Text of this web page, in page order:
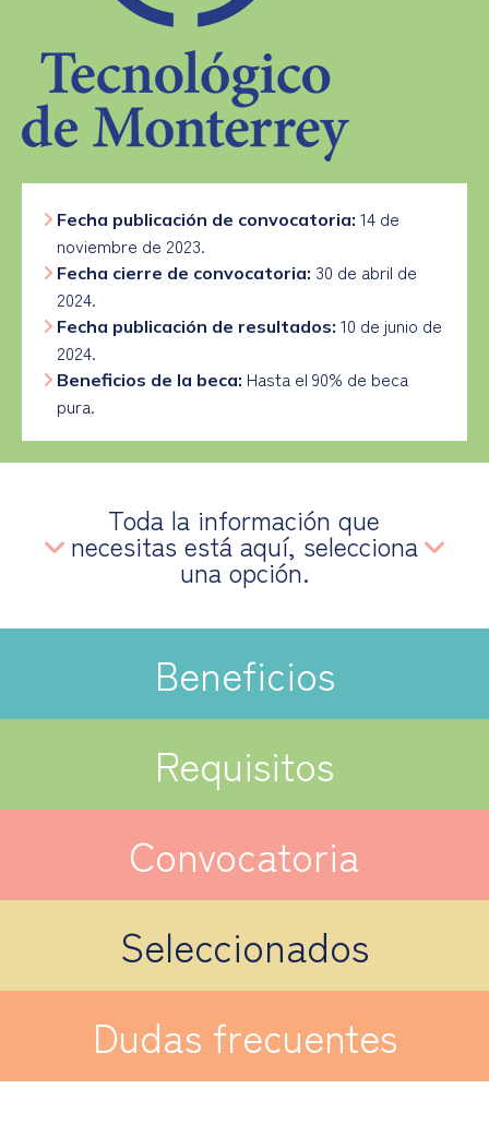
Fecha publicación de convocatoria: 14 de
noviembre de 2023.
Fecha cierre de convocatoria: 30 de abril de
2024.
Fecha publicación de resultados: 10 de junio de
2024.
Beneficios de la beca: Hasta el 90% de beca
pura.
Toda la información que
necesitas está aquí, selecciona
una opción.
Beneficios
Requisitos
Convocatoria
Seleccionados
Dudas frecuentes